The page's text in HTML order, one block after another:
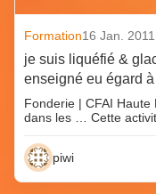
Formation16 Jan. 2011
je suis liquéfié &
enseigné eu égard
Fonderie | CFAI
dans les … Cette
piwi